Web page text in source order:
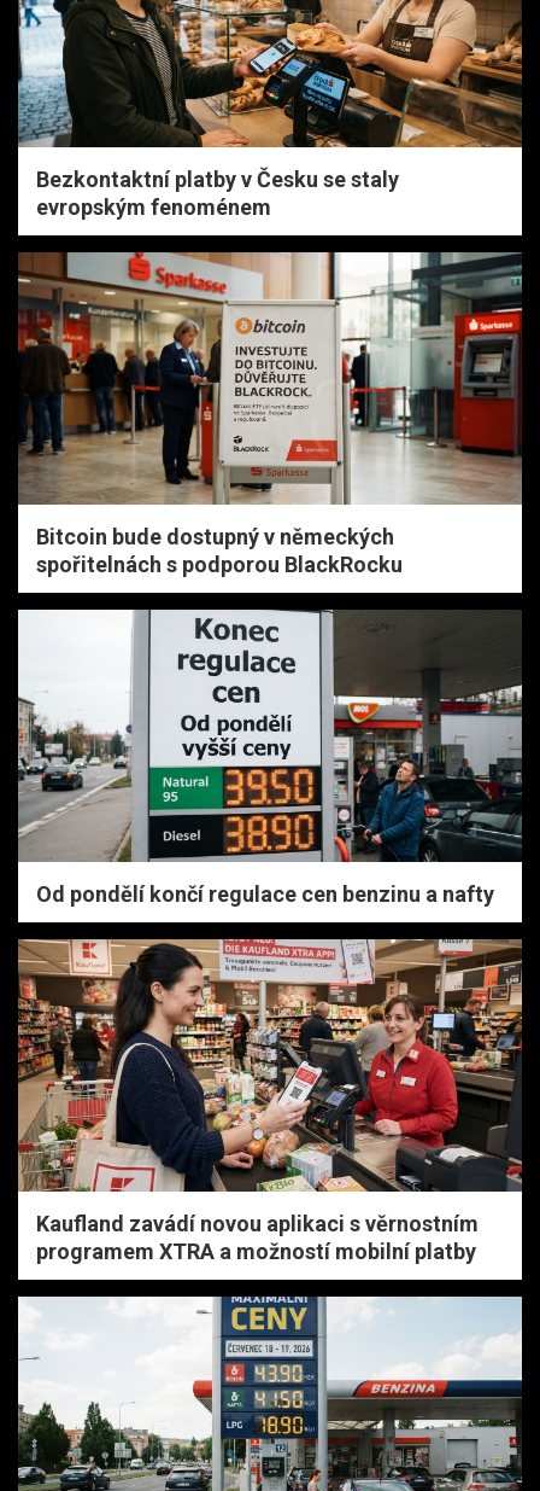
Bezkontaktní platby v Česku se staly
evropským fenoménem
Bitcoin bude dostupný v německých
spořitelnách s podporou BlackRocku
Od pondělí končí regulace cen benzinu a nafty
Kaufland zavádí novou aplikaci s věrnostním
programem XTRA a možností mobilní platby